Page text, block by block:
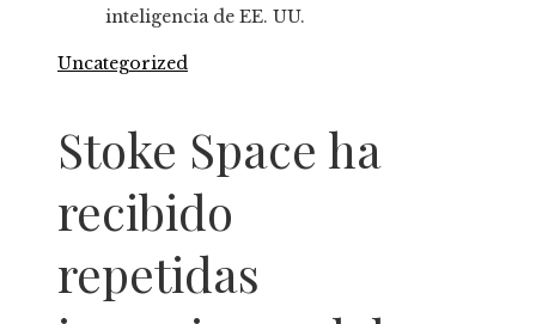
inteligencia de EE. UU.
Uncategorized
Stoke Space ha
recibido
repetidas